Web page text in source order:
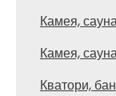
Камея,
Камея,
Кватори,